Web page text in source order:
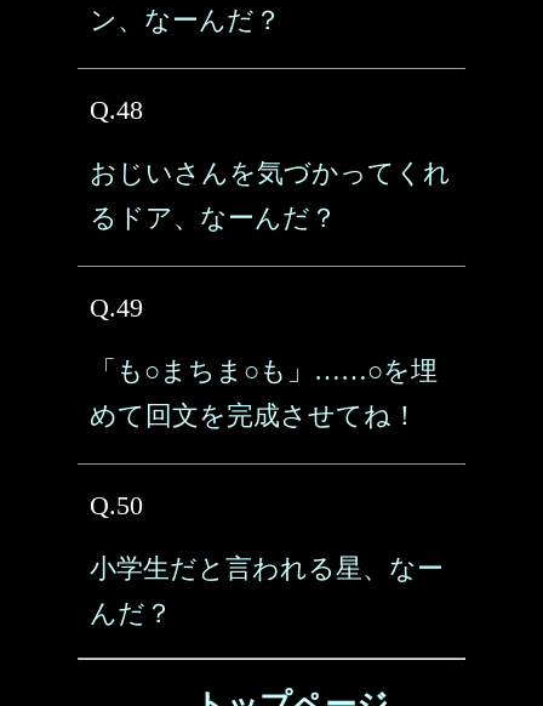
ン、なーんだ？
Q.48
おじいさんを気づかってくれ
るドア、なーんだ？
Q.49
「も○まちま○も」……○を埋
めて回文を完成させてね！
Q.50
小学生だと言われる星、なー
んだ？